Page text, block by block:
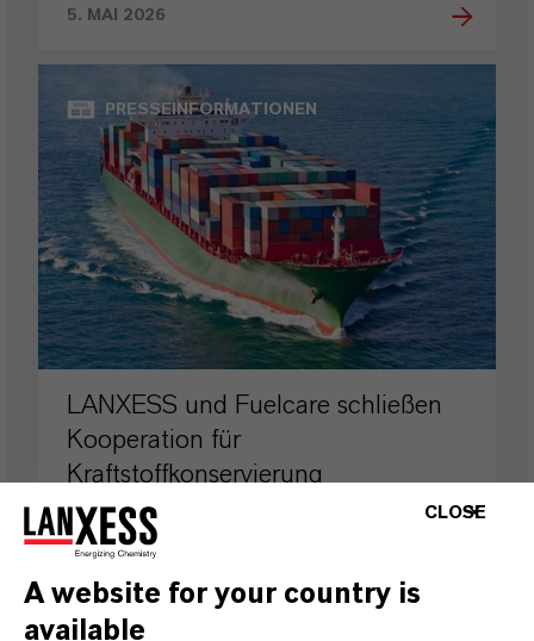
5. MAI 2026
PRESSEINFORMATIONEN
LANXESS und Fuelcare schließen
Kooperation für
Kraftstoffkonservierung
29. APRIL 2026
CLOSE
A website for your country is
available